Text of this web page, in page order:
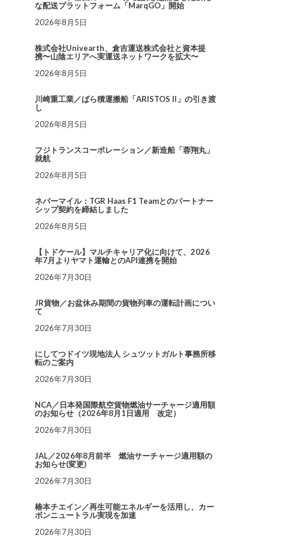
な配送プラットフォーム「MarqGO」開始
2026年8月5日
株式会社Univearth、倉吉運送株式会社と資本提
携〜山陰エリアへ実運送ネットワークを拡大〜
2026年8月5日
川崎重工業／ばら積運搬船「ARISTOS II」の引き渡
し
2026年8月5日
フジトランスコーポレーション／新造船「蓉翔丸」
就航
2026年8月5日
ネバーマイル：TGR Haas F1 Teamとのパートナー
シップ契約を締結しました
2026年8月5日
【トドケール】マルチキャリア化に向けて、2026
年7月よりヤマト運輸とのAPI連携を開始
2026年7月30日
JR貨物／お盆休み期間の貨物列車の運転計画につい
て
2026年7月30日
にしてつドイツ現地法人 シュツットガルト事務所移
転のご案内
2026年7月30日
NCA／日本発国際航空貨物燃油サーチャージ適用額
のお知らせ（2026年8月1日適用 改定）
2026年7月30日
JAL／2026年8月前半 燃油サーチャージ適用額の
お知らせ(変更)
2026年7月30日
椿本チエイン／再生可能エネルギーを活用し、カー
ボンニュートラル実現を加速
2026年7月30日